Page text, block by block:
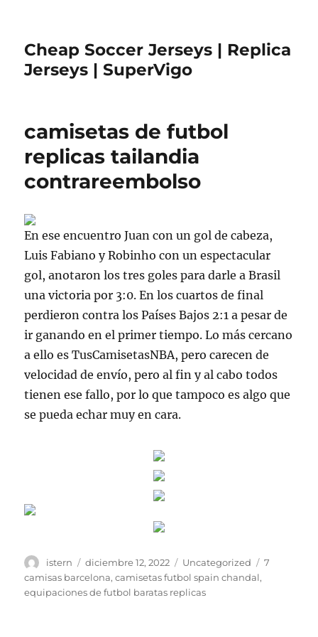
Cheap Soccer Jerseys | Replica
Jerseys | SuperVigo
camisetas de futbol
replicas tailandia
contrareembolso
En ese encuentro Juan con un gol de cabeza,
Luis Fabiano y Robinho con un espectacular
gol, anotaron los tres goles para darle a Brasil
una victoria por 3:0. En los cuartos de final
perdieron contra los Países Bajos 2:1 a pesar de
ir ganando en el primer tiempo. Lo más cercano
a ello es TusCamisetasNBA, pero carecen de
velocidad de envío, pero al fin y al cabo todos
tienen ese fallo, por lo que tampoco es algo que
se pueda echar muy en cara.
Autor
istern
Publicado
el
diciembre 12, 2022 Categorías
Uncategorized Etiquetas
7
camisas barcelona,camisetas futbol spain chandal,
equipaciones de futbol baratas replicas